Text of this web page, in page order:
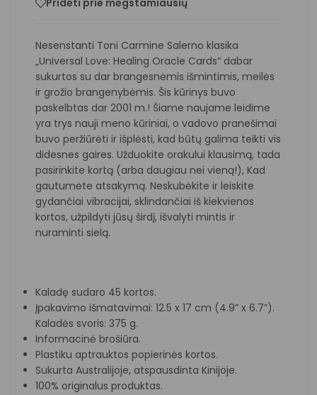
Pridėti prie mėgstamiausių
Nesenstanti Toni Carmine Salerno klasika
„Universal Love: Healing Oracle Cards“ dabar
sukurtos su dar brangesnėmis išmintimis, meilės
ir grožio brangenybėmis. Šis kūrinys buvo
paskelbtas dar 2001 m.! Šiame naujame leidime
yra trys nauji meno kūriniai, o vadovo pranešimai
buvo peržiūrėti ir išplėsti, kad būtų galima teikti vis
didesnes gaires. Užduokite orakului klausimą, tada
pasirinkite kortą (arba daugiau nei vieną!), Kad
gautumėte atsakymą. Neskubėkite ir leiskite
gydančiai vibracijai, sklindančiai iš kiekvienos
kortos, užpildyti jūsų širdį, išvalyti mintis ir
nuraminti sielą.
Kaladę sudaro 45 kortos.
Įpakavimo išmatavimai: 12.5 x 17 cm (4.9” x 6.7”).
Kaladės svoris: 375 g.
Informacinė brošiūra.
Plastiku aptrauktos popierinės kortos.
Sukurta Australijoje, atspausdinta Kinijoje.
100% originalus produktas.